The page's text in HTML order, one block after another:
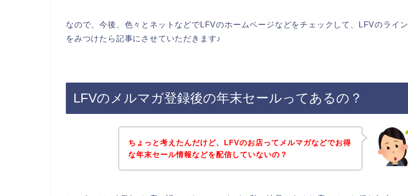
なので、今後、色々とネットなどでLFVのホームページなどをチェックして、LFVのライン
をみつけたら記事にさせていただきます♪
LFVのメルマガ登録後の年末セールってあるの？
ちょっと考えたんだけど、LFVのお店ってメルマガなどでお得
な年末セール情報などを配信していないの？